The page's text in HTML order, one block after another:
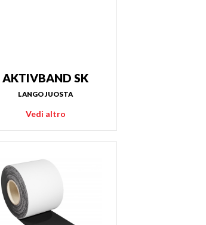
AKTIVBAND SK
LANGO JUOSTA
Vedi altro